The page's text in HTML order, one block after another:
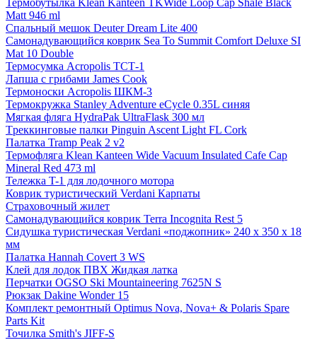
Matt 946 ml
Спальный мешок Deuter Dream Lite 400
Самонадувающийся коврик Sea To Summit Comfort Deluxe SI
Mat 10 Double
Термосумка Acropolis ТСТ-1
Лапша с грибами James Cook
Термоноски Acropolis ШКМ-3
Термокружка Stanley Adventure eCycle 0.35L синяя
Мягкая фляга HydraPak UltraFlask 300 мл
Tреккинговые палки Pinguin Ascent Light FL Cork
Палатка Tramp Peak 2 v2
Термофляга Klean Kanteen Wide Vacuum Insulated Cafe Cap
Mineral Red 473 ml
Тележка T-1 для лодочного мотора
Коврик туристический Verdani Карпаты
Страховочный жилет
Самонадувающийся коврик Terra Incognita Rest 5
Сидушка туристическая Verdani «поджопник» 240 x 350 х 18
мм
Палатка Hannah Covert 3 WS
Клей для лодок ПВХ Жидкая латка
Перчатки OGSO Ski Mountaineering 7625N S
Рюкзак Dakine Wonder 15
Комплект ремонтный Optimus Nova, Nova+ & Polaris Spare
Parts Kit
Точилка Smith's JIFF-S